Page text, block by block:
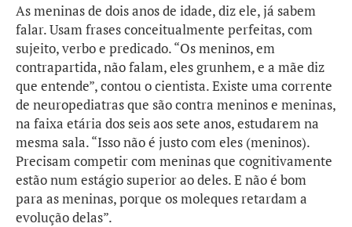
As meninas de dois anos de idade, diz ele, já sabem
falar. Usam frases conceitualmente perfeitas, com
sujeito, verbo e predicado. “Os meninos, em
contrapartida, não falam, eles grunhem, e a mãe diz
que entende”, contou o cientista. Existe uma corrente
de neuropediatras que são contra meninos e meninas,
na faixa etária dos seis aos sete anos, estudarem na
mesma sala. “Isso não é justo com eles (meninos).
Precisam competir com meninas que cognitivamente
estão num estágio superior ao deles. E não é bom
para as meninas, porque os moleques retardam a
evolução delas”.